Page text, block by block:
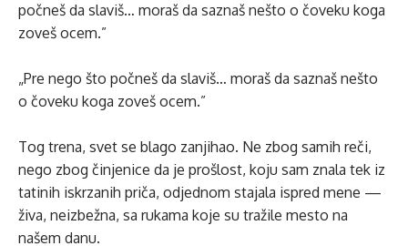
počneš da slaviš… moraš da saznaš nešto o čoveku koga
zoveš ocem.”
„Pre nego što počneš da slaviš… moraš da saznaš nešto
o čoveku koga zoveš ocem.”
Tog trena, svet se blago zanjihao. Ne zbog samih reči,
nego zbog činjenice da je prošlost, koju sam znala tek iz
tatinih iskrzanih priča, odjednom stajala ispred mene —
živa, neizbežna, sa rukama koje su tražile mesto na
našem danu.